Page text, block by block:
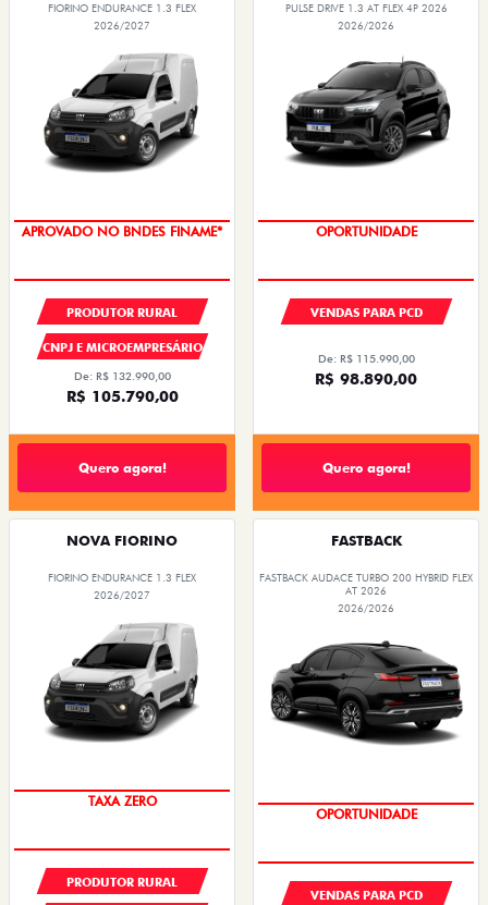
FIORINO ENDURANCE 1.3 FLEX
2026/2027
APROVADO NO BNDES FINAME*
PRODUTOR RURAL
CNPJ E MICROEMPRESÁRIO
De: R$ 132.990,00
R$ 105.790,00
Quero agora!
PULSE DRIVE 1.3 AT FLEX 4P 2026
2026/2026
OPORTUNIDADE
VENDAS PARA PCD
De: R$ 115.990,00
R$ 98.890,00
Quero agora!
NOVA FIORINO
FIORINO ENDURANCE 1.3 FLEX
2026/2027
TAXA ZERO
PRODUTOR RURAL
FASTBACK
FASTBACK AUDACE TURBO 200 HYBRID FLEX
AT 2026
2026/2026
OPORTUNIDADE
VENDAS PARA PCD